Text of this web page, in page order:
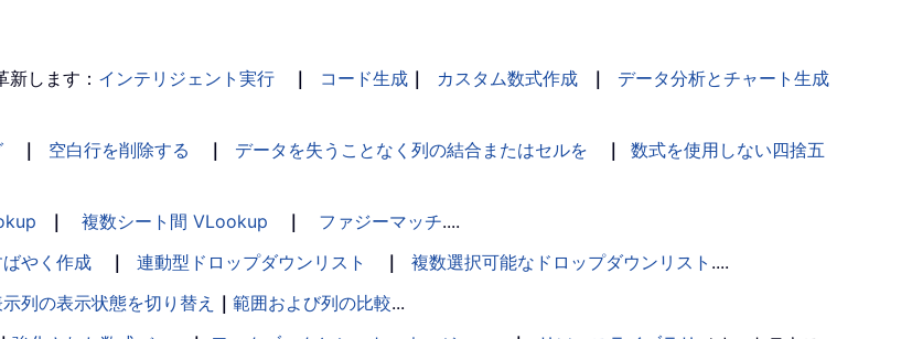
新します： インテリジェント実行 ｜ コード生成 ｜ カスタム数式作成 ｜
データ分析とチャート生成
｜ 空白行を削除する ｜ データを失うことなく列の結合またはセルを ｜
数式を使用しない四捨五
｜ 複数シート間 VLookup ｜ ファジーマッチ....
やく作成 ｜ 連動型ドロップダウンリスト ｜ 複数選択可能なドロップダウンリスト ....
列の表示状態を切り替え ｜ 範囲および列の比較...